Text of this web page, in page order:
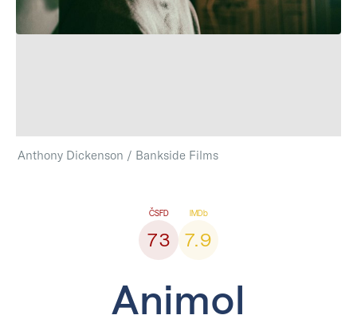
Anthony Dickenson / Bankside Films
73 7.9
Animol